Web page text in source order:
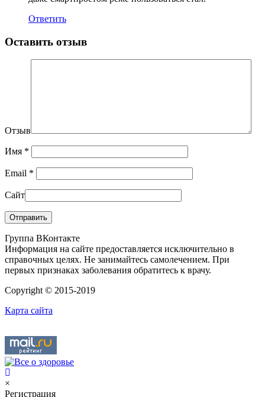
Ответить
Оставить отзыв
Отзыв
Имя *
Email *
Сайт
Группа ВКонтакте
Информация на сайте предоставляется исключительно в
справочных целях. Не занимайтесь самолечением. При
первых признаках заболевания обратитесь к врачу.
Copyright © 2015-2019
Карта сайта
×
Регистрация